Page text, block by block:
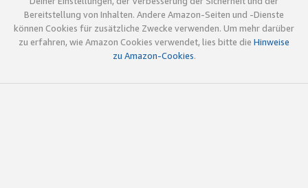
Bereitstellung von Inhalten. Andere Amazon-Seiten und -Dienste
können Cookies für zusätzliche Zwecke verwenden. Um mehr darüber
zu erfahren, wie Amazon Cookies verwendet, lies bitte die Hinweise
zu Amazon-Cookies.